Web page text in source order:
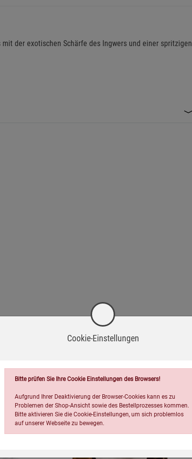
der exotischen Schärfe des Ingwers und einer spritzigen
Wird oft zusammen bestellt:
Cookie-Einstellungen
Bitte prüfen Sie Ihre Cookie Einstellungen des Browsers!
Aufgrund Ihrer Deaktivierung der Browser-Cookies kann es zu
Problemen der Shop-Ansicht sowie des Bestellprozesses kommen.
Bitte aktivieren Sie die Cookie-Einstellungen, um sich problemlos
auf unserer Webseite zu bewegen.